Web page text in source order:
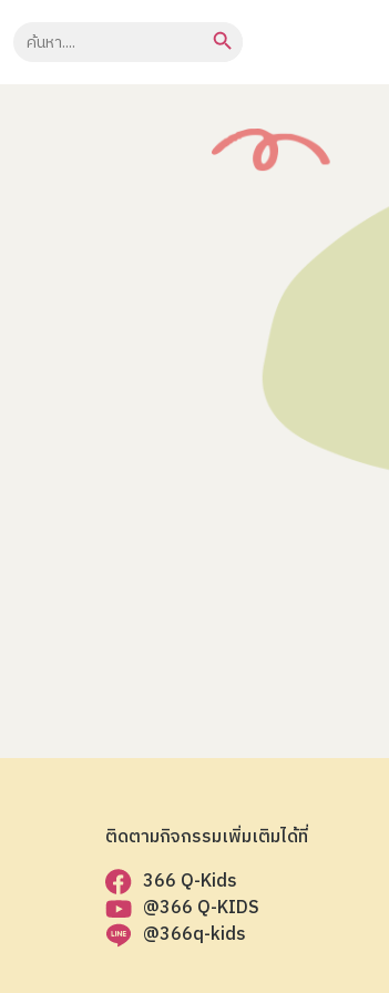
Search
for:
ติดตามกิจกรรมเพิ่มเติมได้ที่
366 Q-Kids
@366 Q-KIDS
@366q-kids